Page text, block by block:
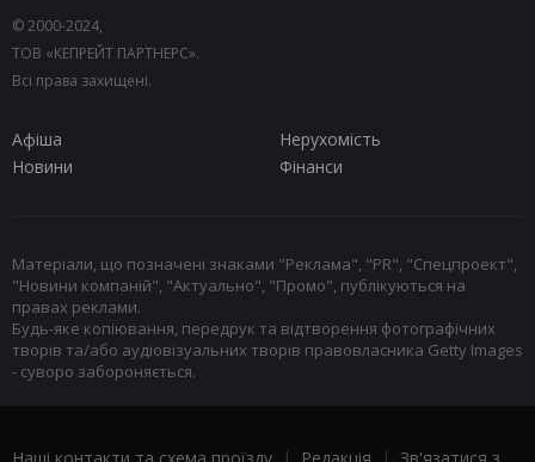
© 2000-2024,
ТОВ «КЕПРЕЙТ ПАРТНЕРС».
Всі права захищені.
Афіша
Нерухомість
Новини
Фінанси
Матеріали, що позначені знаками "Реклама", "PR", "Спецпроект",
"Новини компаній", "Актуально", "Промо", публікуються на
правах реклами.
Будь-яке копіювання, передрук та відтворення фотографічних
творів та/або аудіовізуальних творів правовласника Getty Images
- суворо забороняється.
Наші контакти та схема проїзду | Редакція | Зв'язатися з